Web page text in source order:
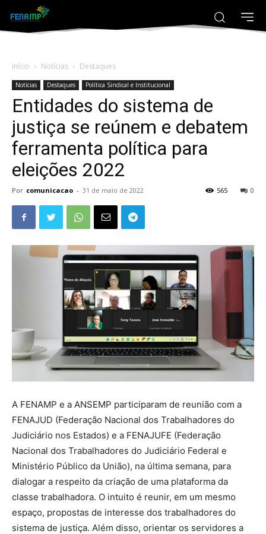
Início Notícias Destaques
Notícias Destaques Política Sindical e Institucional
Entidades do sistema de
justiça se reúnem e debatem
ferramenta política para
eleições 2022
Por comunicacao - 31 de maio de 2022 0
565
A FENAMP e a ANSEMP participaram de reunião com a
FENAJUD (Federação Nacional dos Trabalhadores do
Judiciário nos Estados) e a FENAJUFE (Federação
Nacional dos Trabalhadores do Judiciário Federal e
Ministério Público da União), na última semana, para
dialogar a respeito da criação de uma plataforma da
classe trabalhadora. O intuito é reunir, em um mesmo
espaço, propostas de interesse dos trabalhadores do
sistema de justiça. Além disso, orientar os servidores a